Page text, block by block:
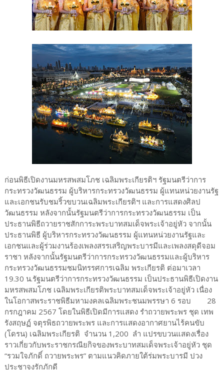
ก่อนพิธีเปิดงานมหรสพสมโภช เฉลิมพระเกียรติฯ รัฐมนตรีว่าการ
กระทรวงวัฒนธรรม ผู้บริหารกระทรวงวัฒนธรรม ผู้แทนหน่วยงานรัฐ
และเอกชนรับชมริ้วขบวนเฉลิมพระเกียรติฯ และการแสดงศิลป
วัฒนธรรม หลังจากนั้นรัฐมนตรีว่าการกระทรวงวัฒนธรรม เป็น
ประธานพิธีถวายราชสักการะพระบาทสมเด็จพระเจ้าอยู่หัว จากนั้น
ประธานพิธี ผู้บริหารกระทรวงวัฒนธรรม ผู้แทนหน่วยงานรัฐและ
เอกชนและผู้ร่วมงานร้องเพลงสรรเสริญพระบารมีและเพลงสดุดีจอม
ราชา หลังจากนั้นรัฐมนตรีว่าการกระทรวงวัฒนธรรมและผู้บริหาร
กระทรวงวัฒนธรรมชมนิทรรศการเฉลิม พระเกียรติ ต่อมาเวลา
19.30 น.รัฐมนตรีว่าการกระทรวงวัฒนธรรม เป็นประธานพิธีเปิดงาน
มหรสพสมโภช เฉลิมพระเกียรติพระบาทสมเด็จพระเจ้าอยู่หัว เนื่อง
ในโอกาสพระราชพิธีมหามงคลเฉลิมพระชนมพรรษา 6 รอบ 28
กรกฎาคม 2567 โดยในพิธีเปิดมีการแสดง รำถวายพระพร ชุด เทพ
รังสฤษฏ์ จตุรพิธถวายพระพร และการแสดงอากาศยานไร้คนขับ
(โดรน) เฉลิมพระเกียรติ จำนวน 1,200 ลำ แปรขบวนแสดงเรื่อง
ราวเกี่ยวกับพระราชกรณียกิจของพระบาทสมเด็จพระเจ้าอยู่หัว ชุด
“รวมใจภักดิ์ ถวายพระพร” ตามแนวคิดภายใต้ร่มพระบารมี ปวง
ประชาจงรักภักดี